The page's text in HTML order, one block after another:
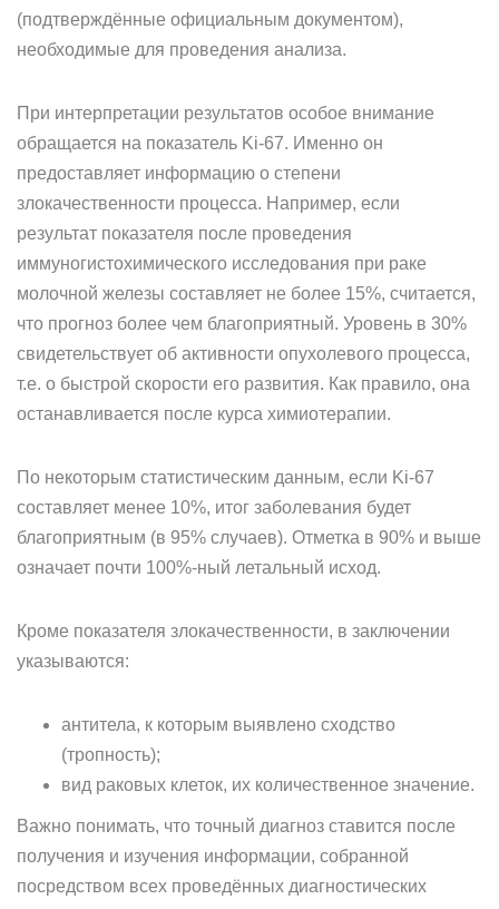
(подтверждённые официальным документом),
необходимые для проведения анализа.
При интерпретации результатов особое внимание
обращается на показатель Ki-67. Именно он
предоставляет информацию о степени
злокачественности процесса. Например, если
результат показателя после проведения
иммуногистохимического исследования при раке
молочной железы составляет не более 15%, считается,
что прогноз более чем благоприятный. Уровень в 30%
свидетельствует об активности опухолевого процесса,
т.е. о быстрой скорости его развития. Как правило, она
останавливается после курса химиотерапии.
По некоторым статистическим данным, если Ki-67
составляет менее 10%, итог заболевания будет
благоприятным (в 95% случаев). Отметка в 90% и выше
означает почти 100%-ный летальный исход.
Кроме показателя злокачественности, в заключении
указываются:
антитела, к которым выявлено сходство
(тропность);
вид раковых клеток, их количественное значение.
Важно понимать, что точный диагноз ставится после
получения и изучения информации, собранной
посредством всех проведённых диагностических